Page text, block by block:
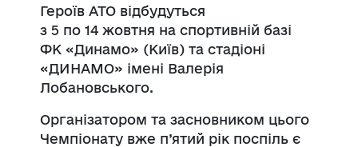
Героїв АТО відбудуться
з 5 по 14 жовтня на спортивній базі
ФК «Динамо» (Київ) та стадіоні
«ДИНАМО» імені Валерія
Лобановського.
Організатором та засновником цього
Чемпіонату вже п’ятий рік поспіль є